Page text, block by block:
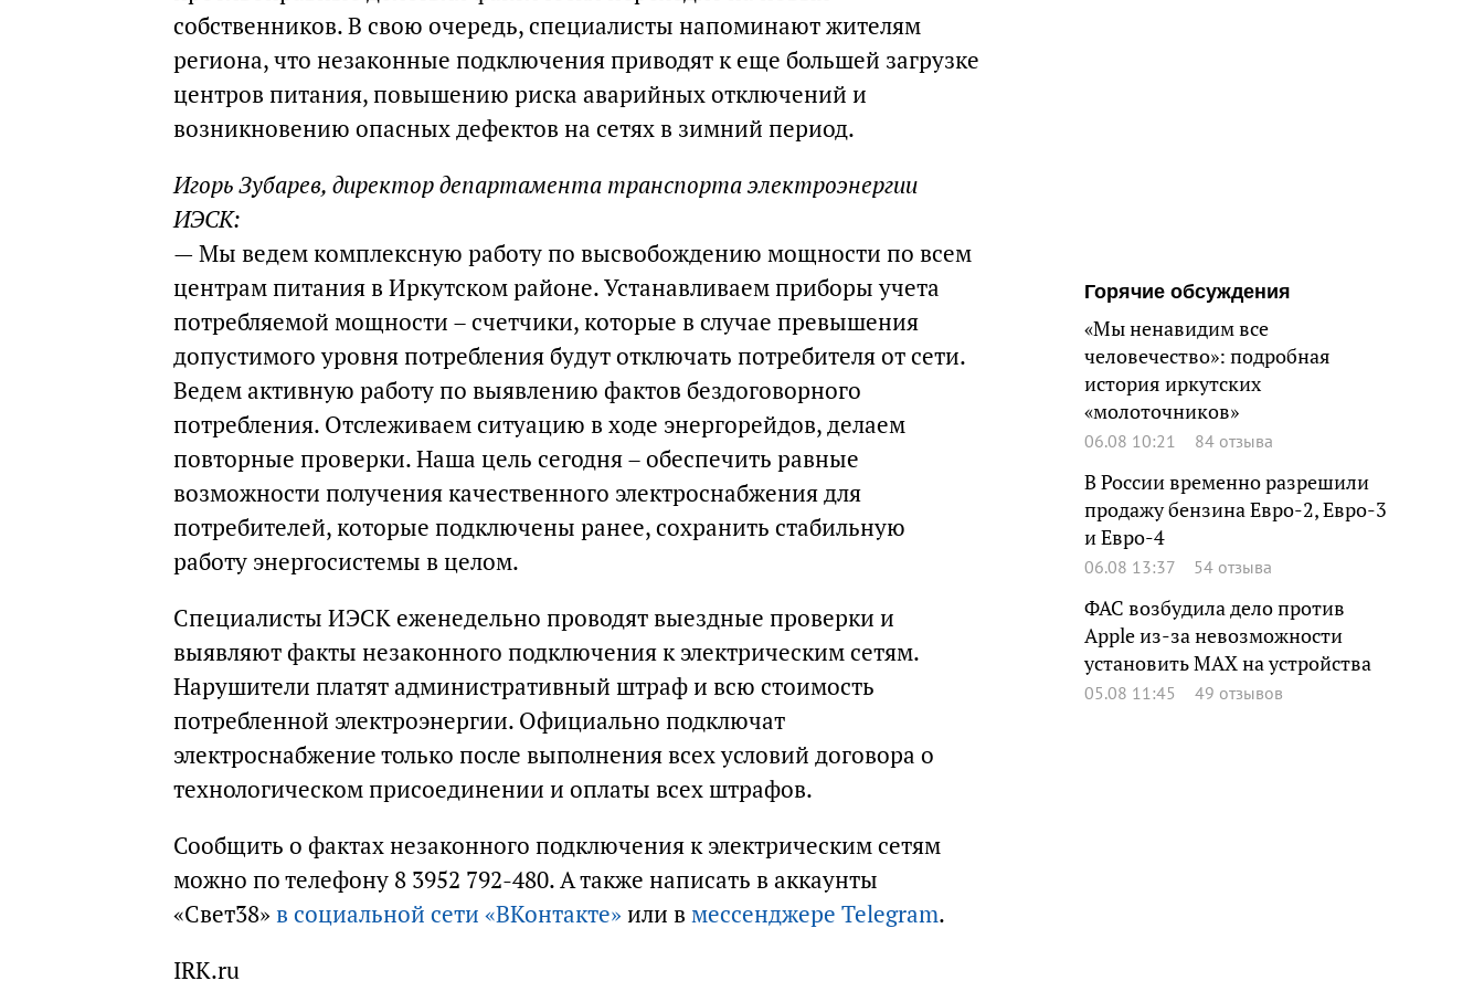
собственников. В свою очередь, специалисты напоминают жителям
региона, что незаконные подключения приводят к еще большей загрузке
центров питания, повышению риска аварийных отключений и
возникновению опасных дефектов на сетях в зимний период.
Игорь Зубарев, директор департамента транспорта электроэнергии
ИЭСК:
— Мы ведем комплексную работу по высвобождению мощности по всем
центрам питания в Иркутском районе. Устанавливаем приборы учета
потребляемой мощности – счетчики, которые в случае превышения
допустимого уровня потребления будут отключать потребителя от сети.
Ведем активную работу по выявлению фактов бездоговорного
потребления. Отслеживаем ситуацию в ходе энергорейдов, делаем
повторные проверки. Наша цель сегодня – обеспечить равные
возможности получения качественного электроснабжения для
потребителей, которые подключены ранее, сохранить стабильную
работу энергосистемы в целом.
Специалисты ИЭСК еженедельно проводят выездные проверки и
выявляют факты незаконного подключения к электрическим сетям.
Нарушители платят административный штраф и всю стоимость
потребленной электроэнергии. Официально подключат
электроснабжение только после выполнения всех условий договора о
технологическом присоединении и оплаты всех штрафов.
Сообщить о фактах незаконного подключения к электрическим сетям
можно по телефону 8 3952 792-480. А также написать в аккаунты
«Свет38»в социальной сети «ВКонтакте»или в мессенджере Telegram.
IRK.ru
Горячие обсуждения
«Мы ненавидим все
человечество»: подробная
история иркутских
«молоточников»
06.08 10:21 84 отзыва
В России временно разрешили
продажу бензина Евро-2, Евро-3
и Евро-4
06.08 13:37 54 отзыва
ФАС возбудила дело против
Apple из-за невозможности
установить MAX на устройства
05.08 11:45 49 отзывов